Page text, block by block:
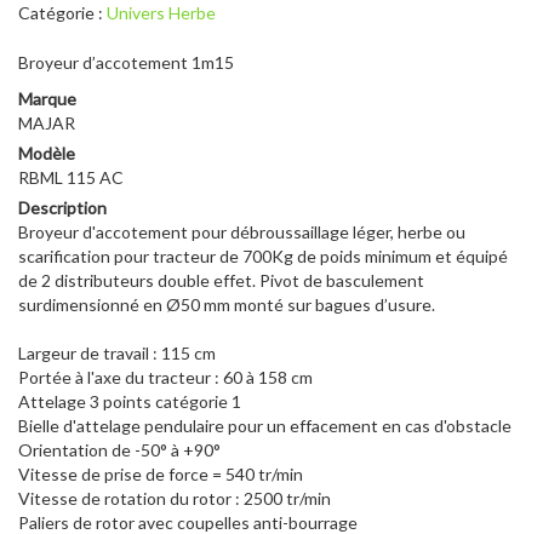
RBML
AC
Catégorie : Univers Herbe
Broyeur d’accotement 1m15
Marque
MAJAR
Modèle
RBML 115 AC
Description
Broyeur d'accotement pour débroussaillage léger, herbe ou
scarification pour tracteur de 700Kg de poids minimum et équipé
de 2 distributeurs double effet. Pivot de basculement
surdimensionné en Ø50 mm monté sur bagues d’usure.
Largeur de travail : 115 cm
Portée à l'axe du tracteur : 60 à 158 cm
Attelage 3 points catégorie 1
Bielle d'attelage pendulaire pour un effacement en cas d'obstacle
Orientation de -50° à +90°
Vitesse de prise de force = 540 tr/min
Vitesse de rotation du rotor : 2500 tr/min
Paliers de rotor avec coupelles anti-bourrage